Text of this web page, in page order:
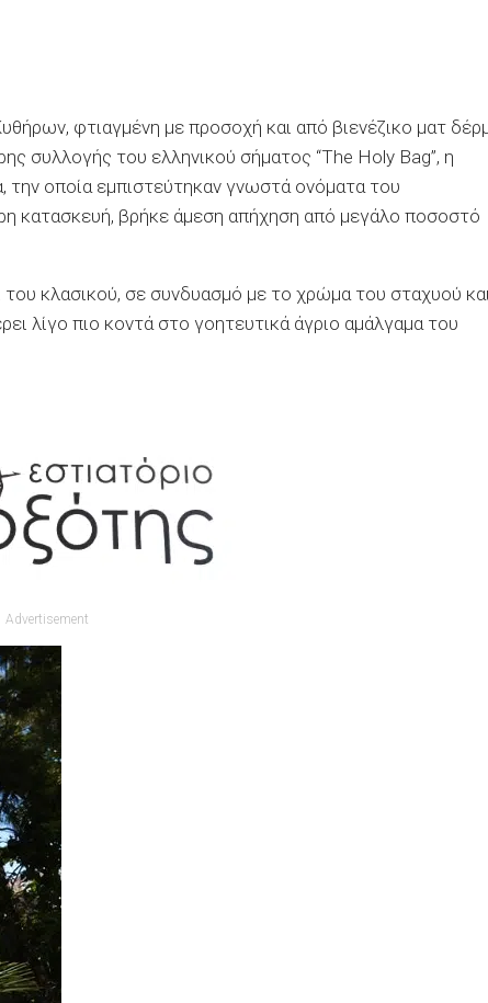
φτιαγμένη με προσοχή και από βιενέζικο ματ
συλλογής του ελληνικού σήματος “The Holy Bag”, η
οποία εμπιστεύτηκαν γνωστά ονόματα του
κατασκευή, βρήκε άμεση απήχηση από μεγάλο ποσοστό
κλασικού, σε συνδυασμό με το χρώμα του σταχυού
λίγο πιο κοντά στο γοητευτικά άγριο αμάλγαμα του
Advertisement